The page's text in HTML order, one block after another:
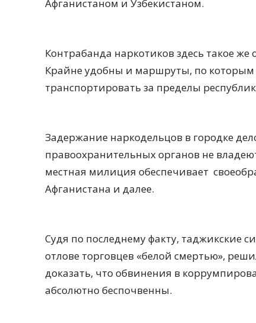
Афганистаном и Узбекистаном.
Контрабанда наркотиков здесь такое
Крайне удобны и маршруты, по
транспортировать за пределы
Задержание наркодельцов в городке
правоохранительных органов не
местная милиция обеспечивает
Афганистана и далее.
Судя по последнему факту, таджикские
отлове торговцев «белой смертью»,
доказать, что обвинения в
абсолютно беспочвенны.